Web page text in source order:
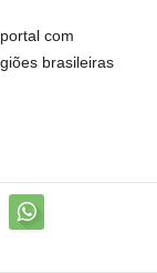
com
brasileiras